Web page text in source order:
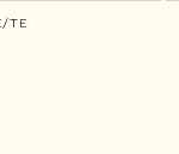
TE